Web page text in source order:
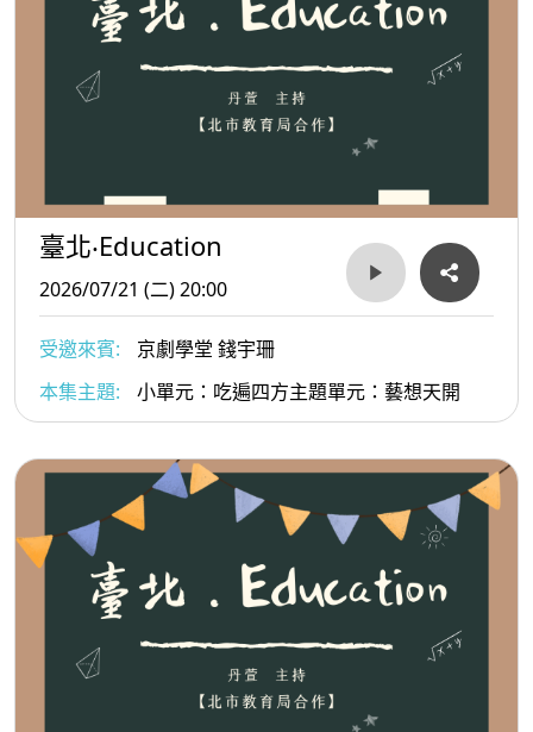
臺北‧Education
2026/07/21 (二) 20:00
受邀來賓:
京劇學堂 錢宇珊
本集主題:
小單元：吃遍四方主題單元：藝想天開